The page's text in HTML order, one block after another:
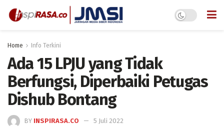
Home Info Terkini
Ada 15 LPJU yang Tidak
Berfungsi, Diperbaiki Petugas
Dishub Bontang
BY INSPIRASA.CO 5 Juli 2022